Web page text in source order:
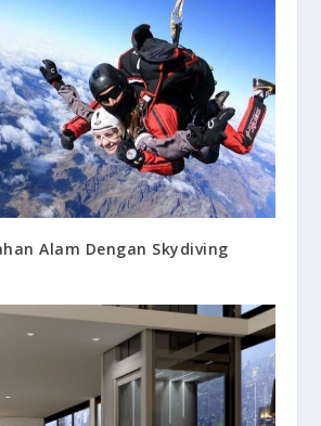
Alam Dengan Skydiving